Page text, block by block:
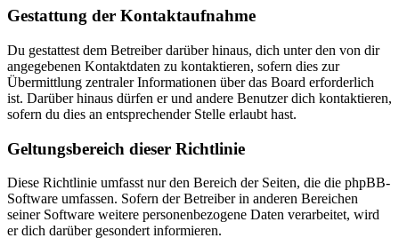
Gestattung der Kontaktaufnahme
Du gestattest dem Betreiber darüber hinaus, dich unter den von dir
angegebenen Kontaktdaten zu kontaktieren, sofern dies zur
Übermittlung zentraler Informationen über das Board erforderlich
ist. Darüber hinaus dürfen er und andere Benutzer dich kontaktieren,
sofern du dies an entsprechender Stelle erlaubt hast.
Geltungsbereich dieser Richtlinie
Diese Richtlinie umfasst nur den Bereich der Seiten, die die phpBB-
Software umfassen. Sofern der Betreiber in anderen Bereichen
seiner Software weitere personenbezogene Daten verarbeitet, wird
er dich darüber gesondert informieren.